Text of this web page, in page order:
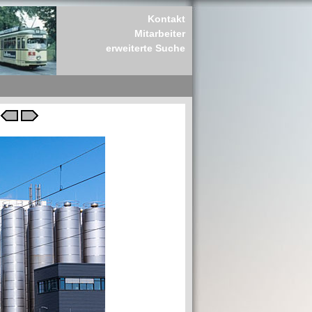
Kontakt
Mitarbeiter
erweiterte Suche